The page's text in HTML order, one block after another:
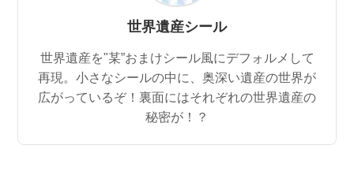
世界遺産シール
世界遺産を"某”おまけシール風にデフォルメして
再現。小さなシールの中に、奥深い遺産の世界が
広がっているぞ！裏面にはそれぞれの世界遺産の
秘密が！？